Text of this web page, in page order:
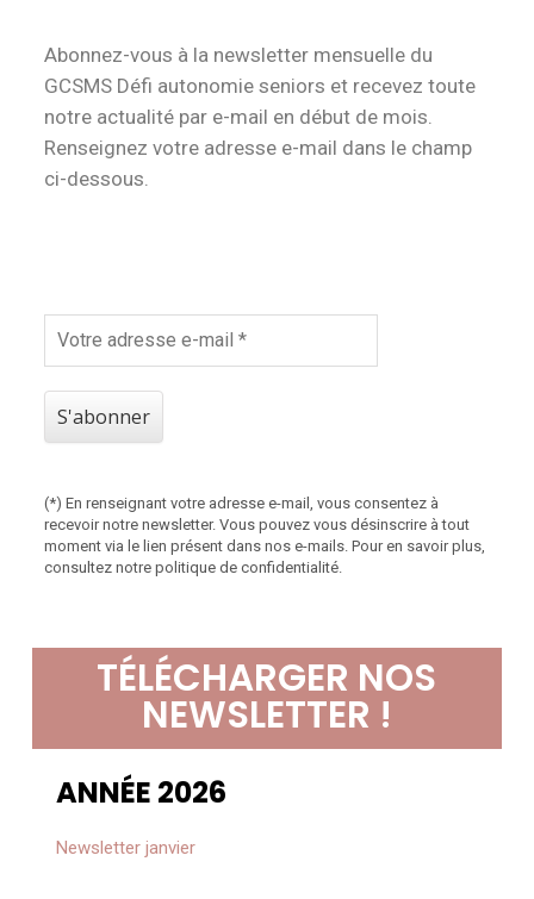
Abonnez-vous à la newsletter mensuelle du
GCSMS Défi autonomie seniors et recevez toute
notre actualité par e-mail en début de mois.
Renseignez votre adresse e-mail dans le champ
ci-dessous.
adresse
mail
(*) En renseignant votre adresse e-mail, vous consentez à
recevoir notre newsletter. Vous pouvez vous désinscrire à tout
moment via le lien présent dans nos e-mails. Pour en savoir plus,
consultez notre politique de confidentialité.
TÉLÉCHARGER NOS
NEWSLETTER !
ANNÉE 2026
Newsletter janvier